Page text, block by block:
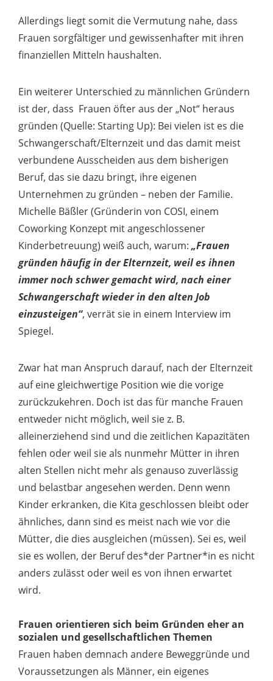
Allerdings liegt somit die Vermutung nahe, dass
Frauen sorgfältiger und gewissenhafter mit ihren
finanziellen Mitteln haushalten.
Ein weiterer Unterschied zu männlichen Gründern
ist der, dass Frauen öfter aus der „Not“ heraus
gründen (Quelle: Starting Up): Bei vielen ist es die
Schwangerschaft/Elternzeit und das damit meist
verbundene Ausscheiden aus dem bisherigen
Beruf, das sie dazu bringt, ihre eigenen
Unternehmen zu gründen – neben der Familie.
Michelle Bäßler (Gründerin von COSI, einem
Coworking Konzept mit angeschlossener
Kinderbetreuung) weiß auch, warum: „Frauen
gründen häufig in der Elternzeit, weil es ihnen
immer noch schwer gemacht wird, nach einer
Schwangerschaft wieder in den alten Job
einzusteigen“, verrät sie in einem Interview im
Spiegel.
Zwar hat man Anspruch darauf, nach der Elternzeit
auf eine gleichwertige Position wie die vorige
zurückzukehren. Doch ist das für manche Frauen
entweder nicht möglich, weil sie z. B.
alleinerziehend sind und die zeitlichen Kapazitäten
fehlen oder weil sie als nunmehr Mütter in ihren
alten Stellen nicht mehr als genauso zuverlässig
und belastbar angesehen werden. Denn wenn
Kinder erkranken, die Kita geschlossen bleibt oder
ähnliches, dann sind es meist nach wie vor die
Mütter, die dies ausgleichen (müssen). Sei es, weil
sie es wollen, der Beruf des*der Partner*in es nicht
anders zulässt oder weil es von ihnen erwartet
wird.
Frauen orientieren sich beim Gründen eher an
sozialen und gesellschaftlichen Themen
Frauen haben demnach andere Beweggründe und
Voraussetzungen als Männer, ein eigenes